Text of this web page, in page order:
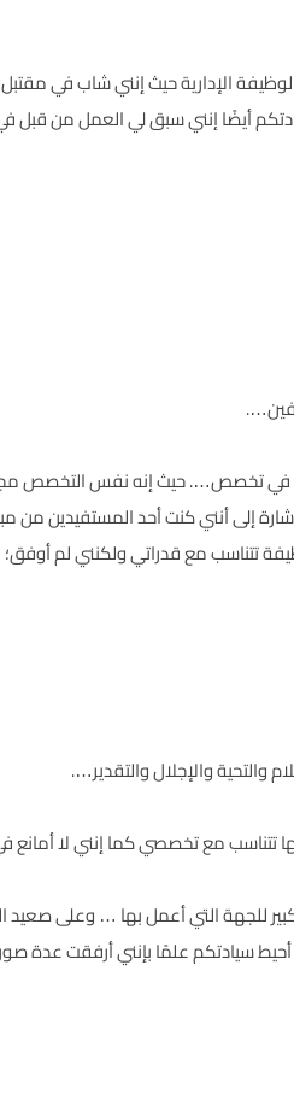
الإدارية حيث إنني شاب في
أيضًا إنني سبق لي العمل من قبل
في تخصص…. حيث إنه نفس التخصص
أنني كنت أحد المستفيدين من
تتناسب مع قدراتي ولكنني لم
والإجلال والتقدير….
تتناسب مع تخصصي كما إنني لا
التي أعمل بها … وعلى صعيد
سيادتكم علمًا بإنني أرفقت عدة